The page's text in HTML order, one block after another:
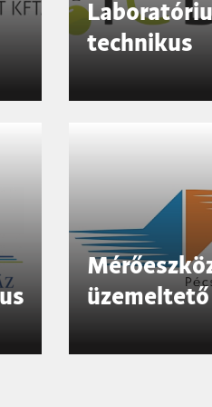
technikus
üzemeltető